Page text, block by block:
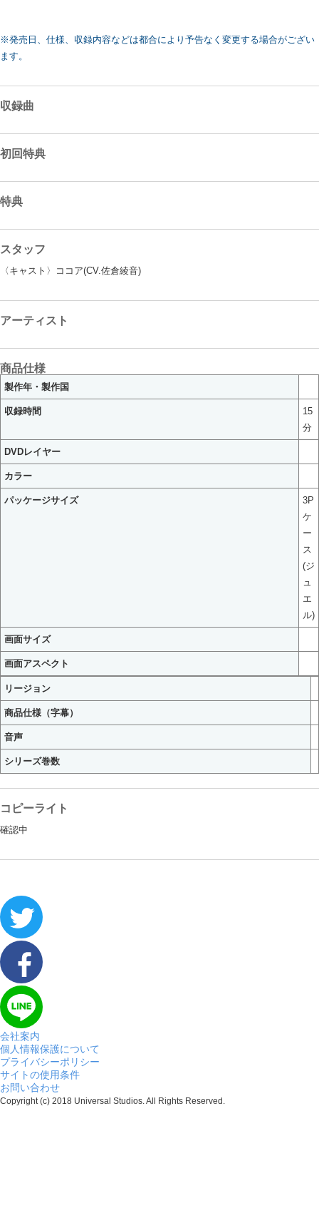
※発売日、仕様、収録内容などは都合により予告なく変更する場合がござい
ます。
収録曲
初回特典
特典
スタッフ
〈キャスト〉ココア(CV.佐倉綾音)
アーティスト
商品仕様
製作年・製作国
収録時間
15
分
DVDレイヤー
カラー
パッケージサイズ
3P
ケ
ー
ス
(ジ
ュ
エ
ル)
画面サイズ
画面アスペクト
リージョン
商品仕様（字幕）
音声
シリーズ巻数
コピーライト
確認中
会社案内
個人情報保護について
プライバシーポリシー
サイトの使用条件
お問い合わせ
Copyright (c) 2018 Universal Studios. All Rights Reserved.